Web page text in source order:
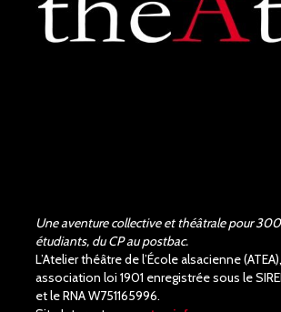
Une aventure collective et théâtrale pour
étudiants, du CP au postbac.
L’Atelier théâtre de l’École alsacienne
association loi 1901 enregistrée sous le
et le RNA W751165996.